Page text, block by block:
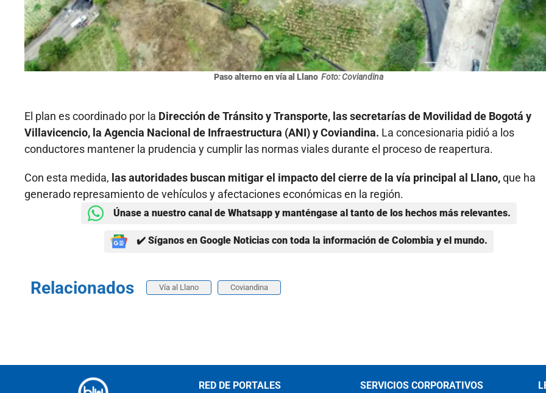
Paso alterno en vía al Llano Foto: Coviandina
El plan es coordinado por la Dirección de Tránsito y Transporte, las secretarías de Movilidad de Bogotá y
Villavicencio, la Agencia Nacional de Infraestructura (ANI) y Coviandina. La concesionaria pidió a los
conductores mantener la prudencia y cumplir las normas viales durante el proceso de reapertura.
Con esta medida, las autoridades buscan mitigar el impacto del cierre de la vía principal al Llano,que ha
generado represamiento de vehículos y afectaciones económicas en la región.
Únase a nuestro canal de Whatsapp y manténgase al tanto de los hechos más relevantes.
✔️ Síganos en Google Noticias con toda la información de Colombia y el mundo.
Relacionados Vía al Llano Coviandina
RED DE PORTALES SERVICIOS CORPORATIVOS